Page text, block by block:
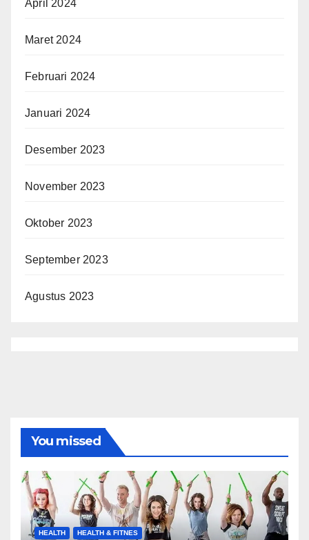
April 2024
Maret 2024
Februari 2024
Januari 2024
Desember 2023
November 2023
Oktober 2023
September 2023
Agustus 2023
You missed
HEALTH HEALTH & FITNES